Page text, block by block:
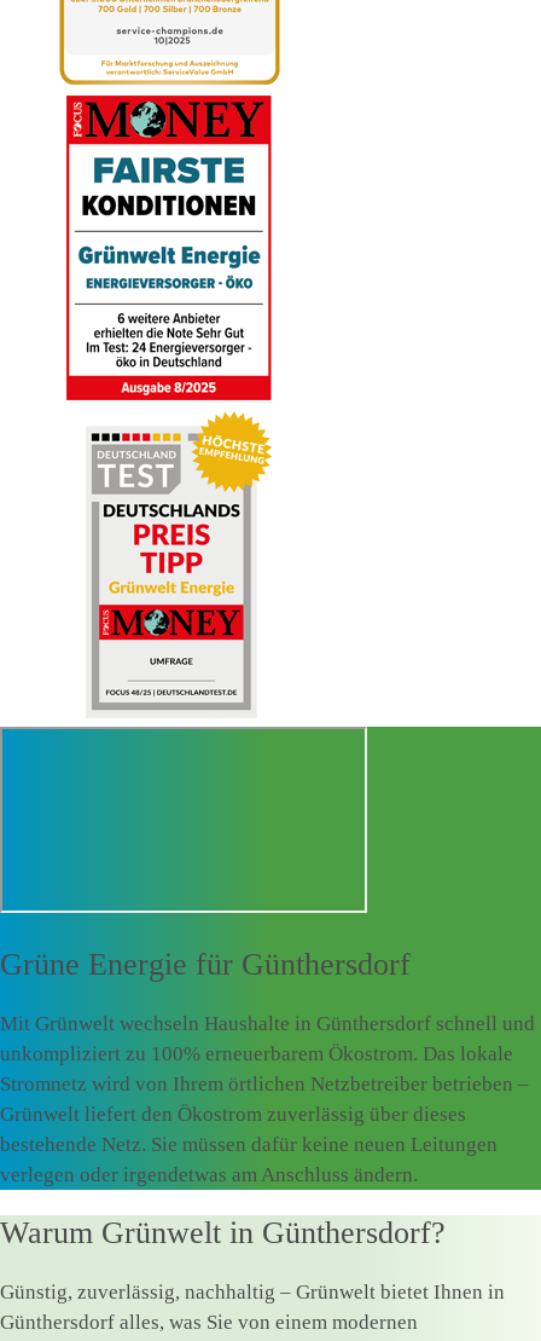
Grüne Energie für Günthersdorf
Mit Grünwelt wechseln Haushalte in Günthersdorf schnell und
unkompliziert zu 100% erneuerbarem Ökostrom. Das lokale
Stromnetz wird von Ihrem örtlichen Netzbetreiber betrieben –
Grünwelt liefert den Ökostrom zuverlässig über dieses
bestehende Netz. Sie müssen dafür keine neuen Leitungen
verlegen oder irgendetwas am Anschluss ändern.
Warum Grünwelt in Günthersdorf?
Günstig, zuverlässig, nachhaltig – Grünwelt bietet Ihnen in
Günthersdorf alles, was Sie von einem modernen